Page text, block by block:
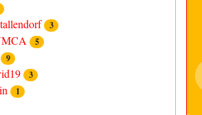
3
5
9
3
1